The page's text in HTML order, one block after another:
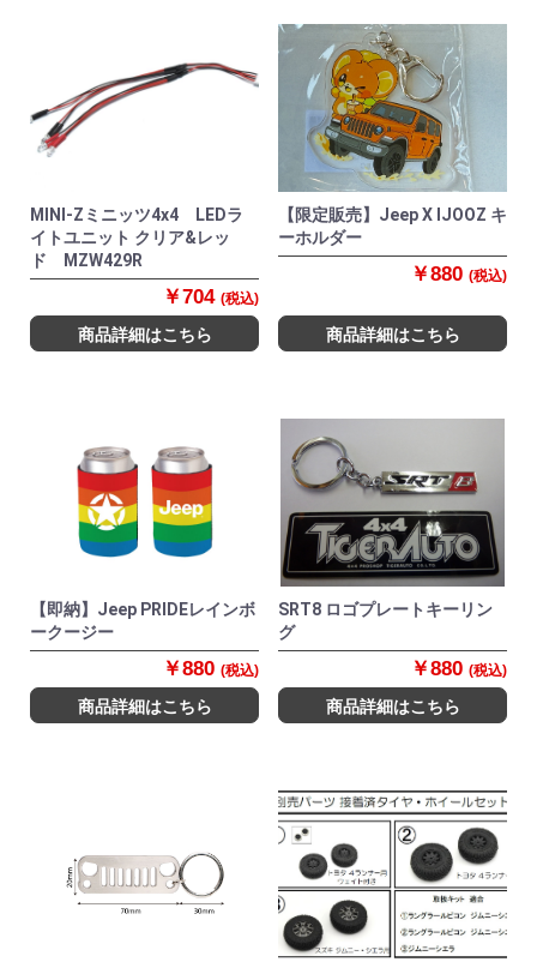
MINI-Zミニッツ4x4 LEDラ
イトユニット クリア&レッ
ド MZW429R
￥704 (税込)
商品詳細はこちら
【限定販売】Jeep X IJOOZ キ
ーホルダー
￥880 (税込)
商品詳細はこちら
【即納】Jeep PRIDEレインボ
ークージー
￥880 (税込)
商品詳細はこちら
SRT8 ロゴプレートキーリン
グ
￥880 (税込)
商品詳細はこちら